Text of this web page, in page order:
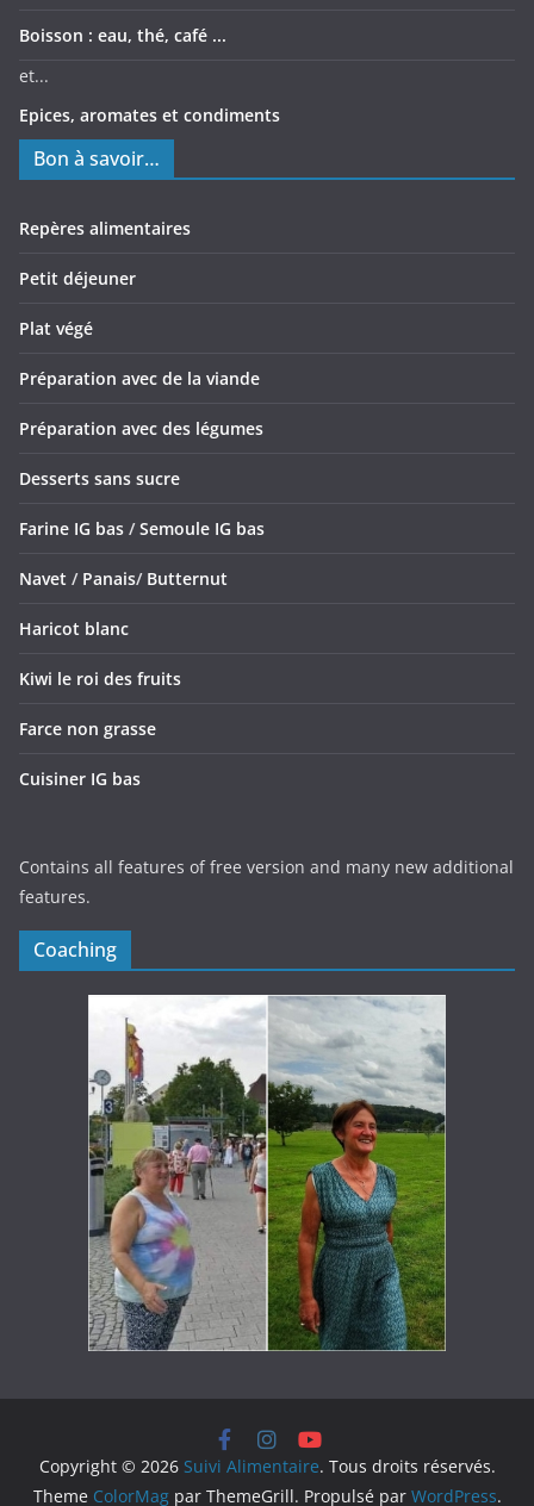
Boisson : eau, thé, café ...
et...
Epices, aromates et condiments
Bon à savoir…
Repères alimentaires
Petit déjeuner
Plat végé
Préparation avec de la viande
Préparation avec des légumes
Desserts sans sucre
Farine IG bas /Semoule IG bas
Navet / Panais/ Butternut
Haricot blanc
Kiwi le roi des fruits
Farce non grasse
Cuisiner IG bas
Contains all features of free version and many new additional
features.
Coaching
Copyright © 2026 Suivi Alimentaire. Tous droits réservés.
Theme ColorMagpar ThemeGrill. Propulsé par WordPress.